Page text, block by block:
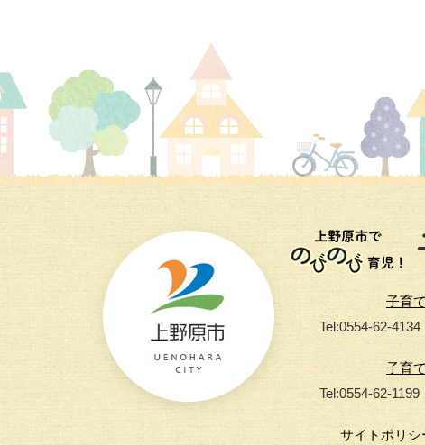
子育
Tel:0554-62-4134
子育
Tel:0554-62-1199
サイトポリシ